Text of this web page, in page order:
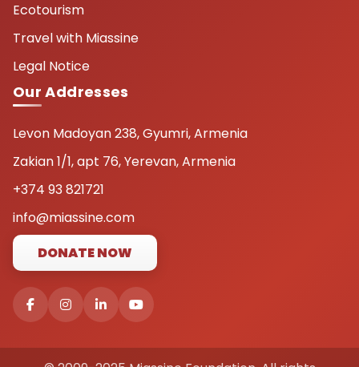
Ecotourism
Travel with Miassine
Legal Notice
Our Addresses
Levon Madoyan 238, Gyumri, Armenia
Zakian 1/1, apt 76, Yerevan, Armenia
+374 93 821721
info@miassine.com
DONATE NOW